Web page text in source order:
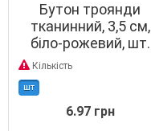
Бутон троянди
тканинний, 3,5 см,
біло-рожевий, шт.
Кількість
шт
6.97 грн